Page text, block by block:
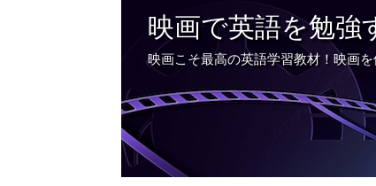
映画で英語を勉強
映画こそ最高の英語学習教材！映画